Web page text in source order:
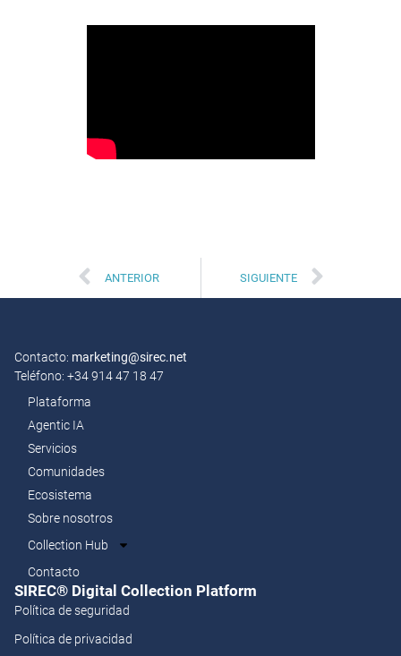
ANTERIOR SIGUIENTE
Contacto: marketing@sirec.net
Teléfono: +34 914 47 18 47
Plataforma
Agentic IA
Servicios
Comunidades
Ecosistema
Sobre nosotros
Collection Hub
Contacto
SIREC® Digital Collection Platform​
Política de seguridad
Política de privacidad